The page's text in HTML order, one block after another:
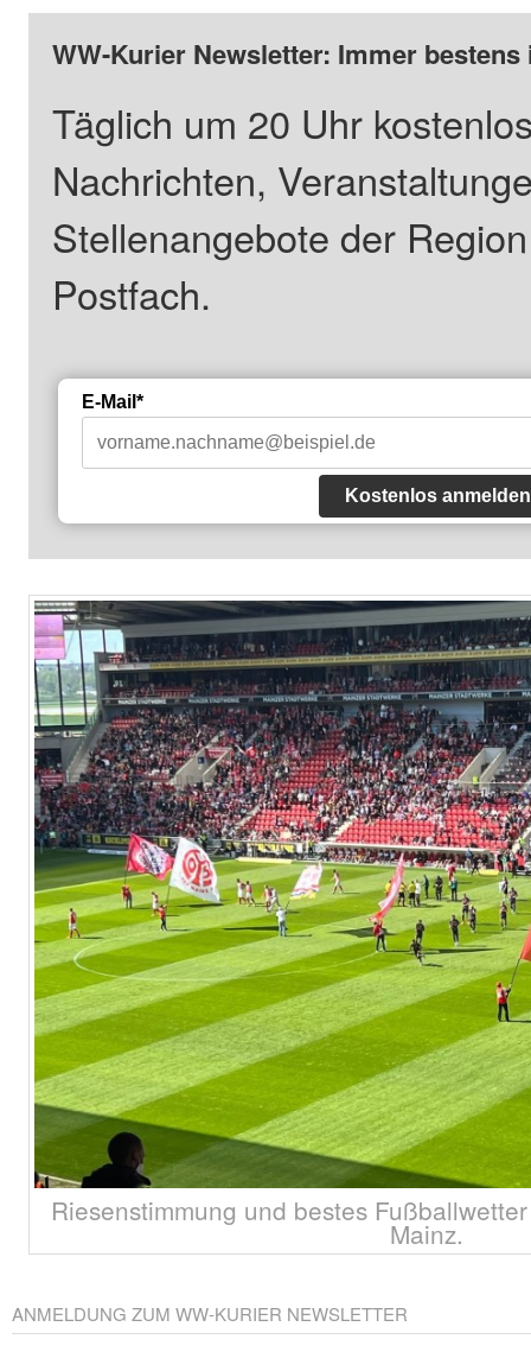
WW-Kurier Newsletter: Immer
Täglich um 20 Uhr
Nachrichten,
Stellenangebote der
Postfach.
E-Mail*
Kostenlos anmelden
Riesenstimmung und bestes
Mainz.
ANMELDUNG ZUM WW-KURIER NEWSLETTER